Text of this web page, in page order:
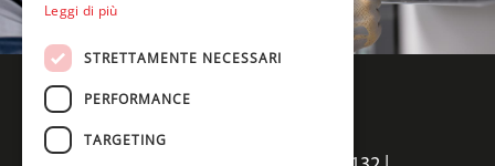
Leggi di più
STRETTAMENTE NECESSARI
PERFORMANCE
TARGETING